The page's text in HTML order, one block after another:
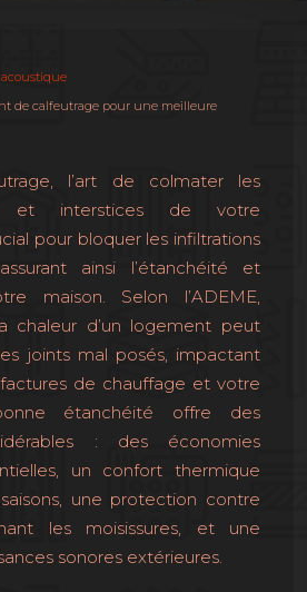
de calfeutrage pour une meilleure
l’art de colmater les
et interstices de votre
pour bloquer les infiltrations
ainsi l’étanchéité et
maison. Selon l’ADEME,
chaleur d’un logement peut
joints mal posés, impactant
de chauffage et votre
étanchéité offre des
: des économies
un confort thermique
une protection contre
les moisissures, et une
sonores extérieures.